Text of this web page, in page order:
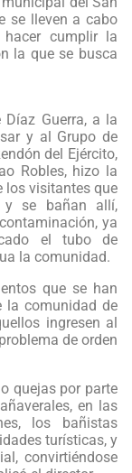
se lleven a cabo
cumplir la
la que se busca
Guerra, a la
y al Grupo de
del Ejército,
Robles, hizo la
los visitantes que
y se bañan allí,
ya
el tubo de
la comunidad.
que se han
la comunidad de
ingresen al
de orden
quejas por parte
en las
los bañistas
turísticas, y
convirtiéndose